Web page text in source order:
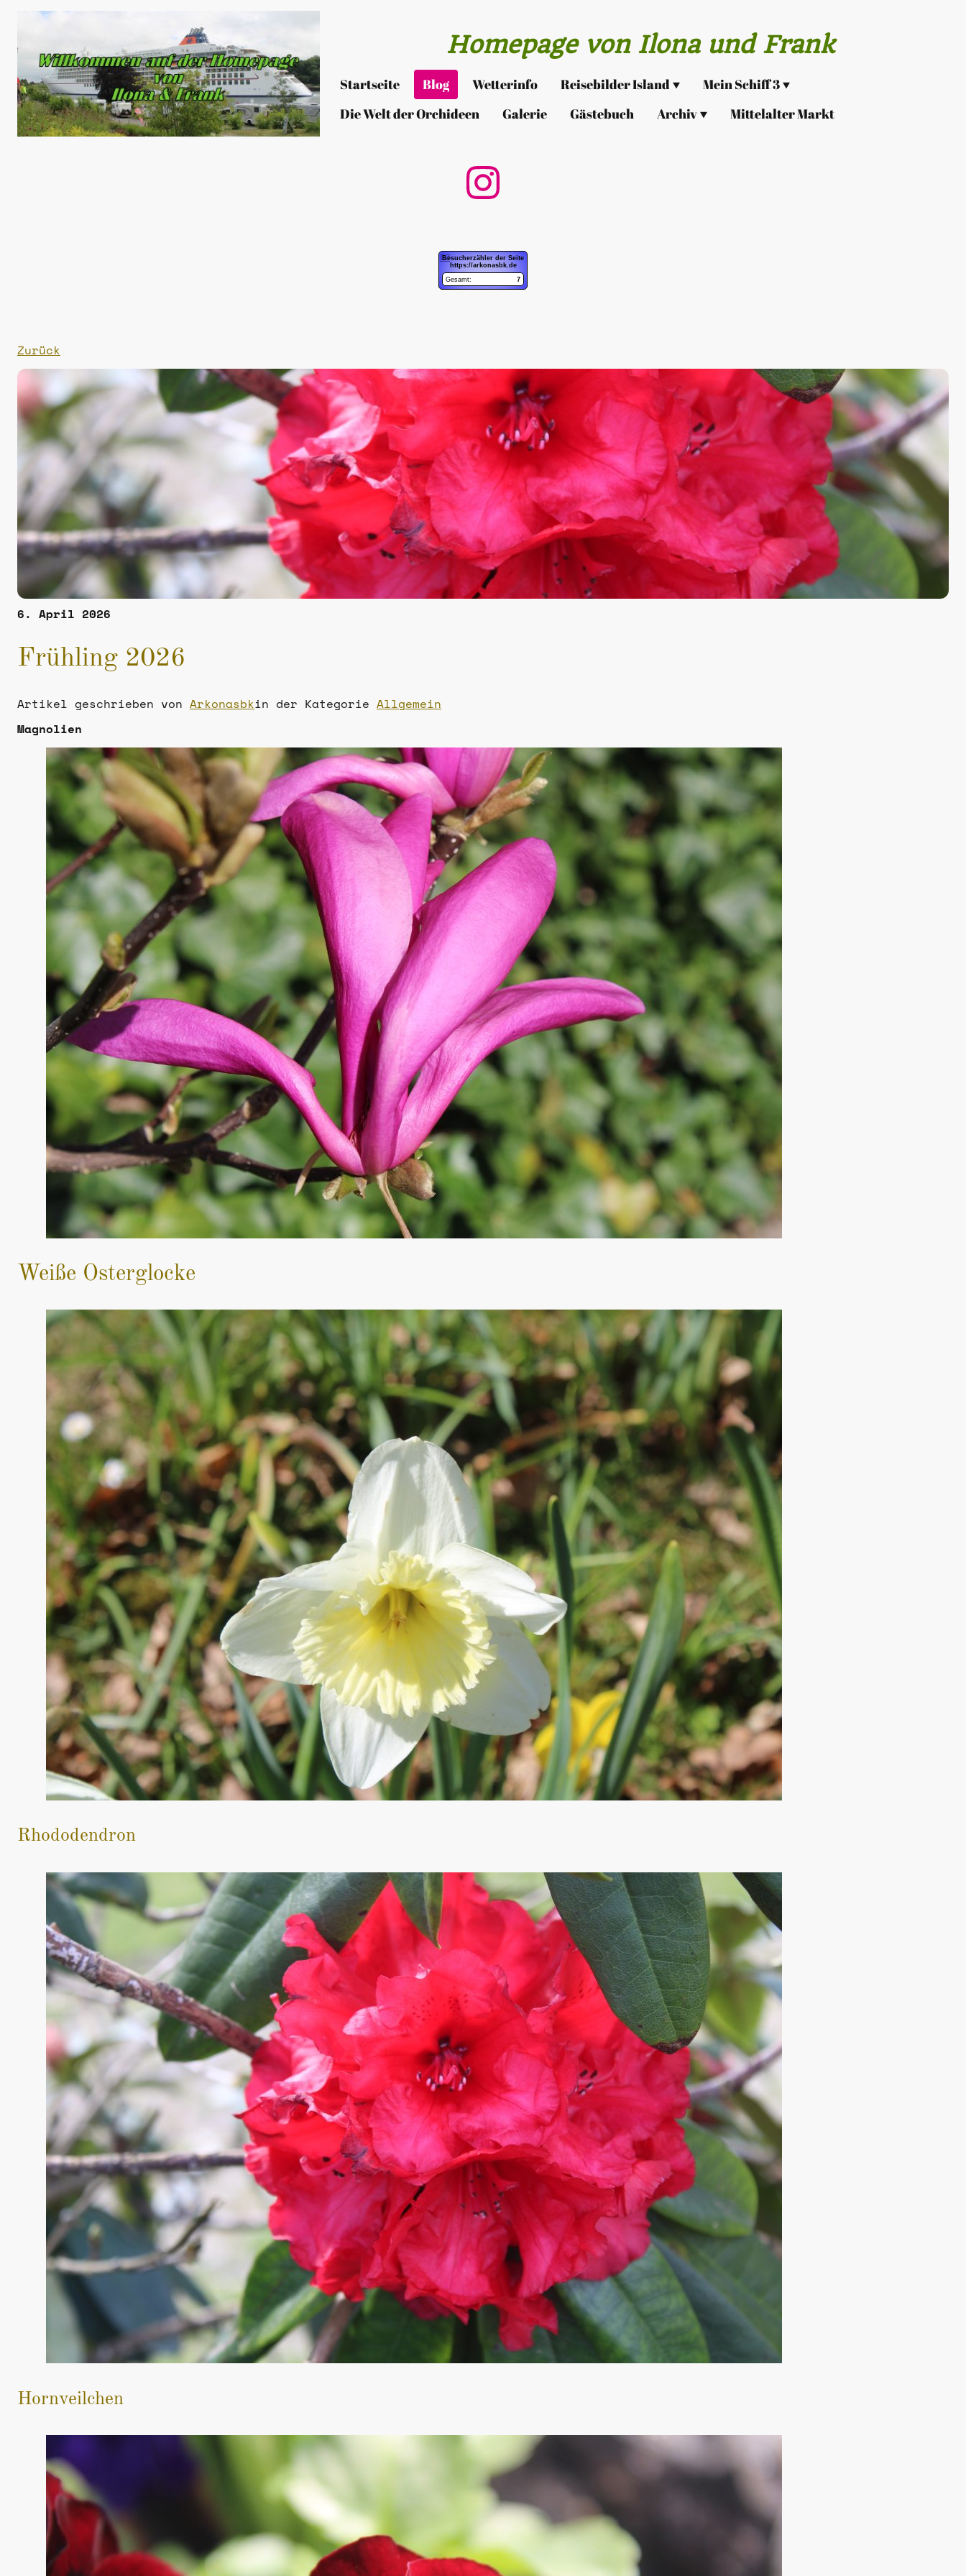
Homepage von Ilona und Frank
Startseite Blog Wetterinfo Reisebilder Island
Mein Schiff 3
Die Welt der Orchideen
Galerie Gästebuch Archiv Mittelalter Markt
BZ
Zurück
6. April 2026
Frühling 2026
Artikel geschrieben von Arkonasbkin der Kategorie Allgemein
Magnolien
Weiße Osterglocke
Rhododendron
Hornveilchen